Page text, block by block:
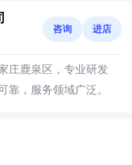
咨询 进店
庄鹿泉区，专业研发
靠，服务领域广泛。